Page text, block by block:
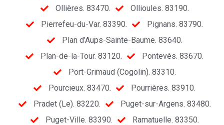
Ollières. 83470.
Ollioules. 83190.
Pierrefeu-du-Var. 83390.
Pignans. 83790.
Plan d’Aups-Sainte-Baume. 83640.
Plan-de-la-Tour. 83120.
Pontevès. 83670.
Port-Grimaud (Cogolin). 83310.
Pourcieux. 83470.
Pourrières. 83910.
Pradet (Le). 83220.
Puget-sur-Argens. 83480.
Puget-Ville. 83390.
Ramatuelle. 83350.